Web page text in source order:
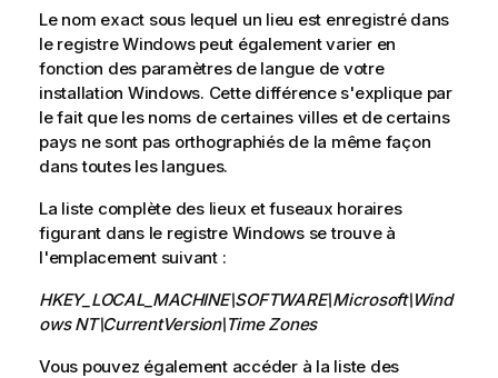
Le nom exact sous lequel un lieu est enregistré dans
le registre Windows peut également varier en
fonction des paramètres de langue de votre
installation Windows. Cette différence s'explique par
le fait que les noms de certaines villes et de certains
pays ne sont pas orthographiés de la même façon
dans toutes les langues.
La liste complète des lieux et fuseaux horaires
figurant dans le registre Windows se trouve à
l'emplacement suivant :
HKEY_LOCAL_MACHINE\SOFTWARE\Microsoft\Wind
ows NT\CurrentVersion\Time Zones
Vous pouvez également accéder à la liste des